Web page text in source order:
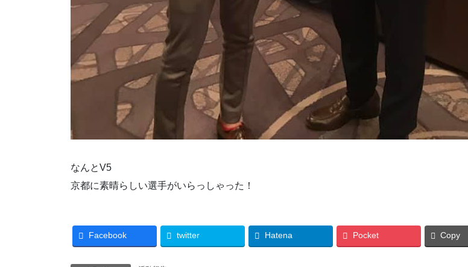
なんとV5
京都に素晴らしい選手がいらっしゃった！
Facebook twitter Hatena Pocket Copy